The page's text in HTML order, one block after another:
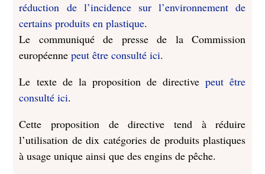
réduction de l’incidence sur l’environnement de
certains produits en plastique.
Le communiqué de presse de la Commission
européennepeut être consulté ici.
Le texte de la proposition de directivepeut être
consulté ici.
Cette proposition de directive tend à réduire
l’utilisation de dix catégories de produits plastiques
à usage unique ainsi que des engins de pêche.